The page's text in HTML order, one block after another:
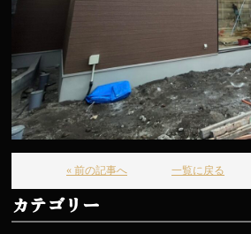
« 前の記事へ 一覧に戻る
カテゴリー